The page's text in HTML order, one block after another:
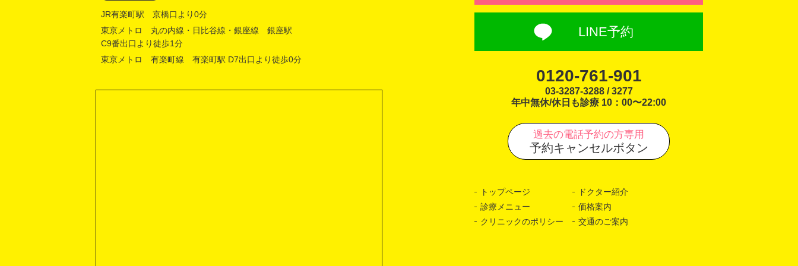
JR有楽町駅 京橋口より0分
東京メトロ 丸の内線・日比谷線・銀座線 銀座駅
C9番出口より徒歩1分
東京メトロ 有楽町線 有楽町駅 D7出口より徒歩0分
LINE予約
0120-761-901
03-3287-3288 / 3277
年中無休/休日も診療 10：00〜22:00
過去の電話予約の方専用
予約キャンセルボタン
トップページ
ドクター紹介
診療メニュー
価格案内
クリニックのポリシー
交通のご案内